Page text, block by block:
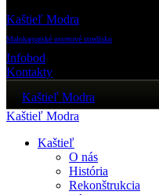
Kaštieľ Modra
Malokarpatské osvetové stredisko
Infobod
Kontakty
Kaštieľ Modra
Kaštieľ Modra
Kaštieľ
O nás
História
Rekonštrukcia